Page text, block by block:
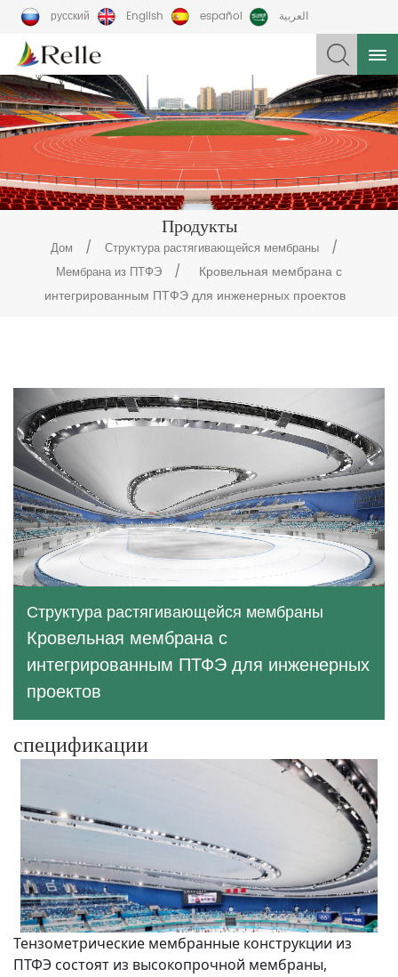
русский English español العربية
Продукты
Дом / Структура растягивающейся мембраны /
Мембрана из ПТФЭ /
Кровельная мембрана с
интегрированным ПТФЭ для инженерных проектов
Структура растягивающейся мембраны
Кровельная мембрана с
интегрированным ПТФЭ для инженерных
проектов
спецификации
Тензометрические мембранные конструкции из
ПТФЭ состоят из высокопрочной мембраны,